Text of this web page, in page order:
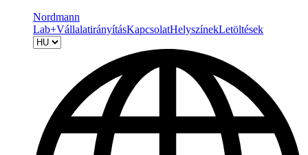
Nordmann
Lab+VállalatirányításKapcsolatHelyszínekLetöltések